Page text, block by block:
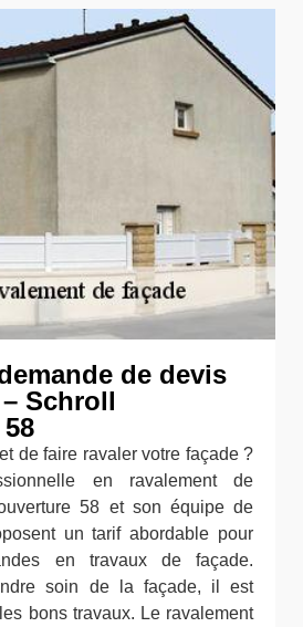
de devis
Schroll
de faire ravaler votre façade ?
en ravalement de
58 et son équipe de
un tarif abordable pour
en travaux de façade.
soin de la façade, il est
bons travaux. Le ravalement